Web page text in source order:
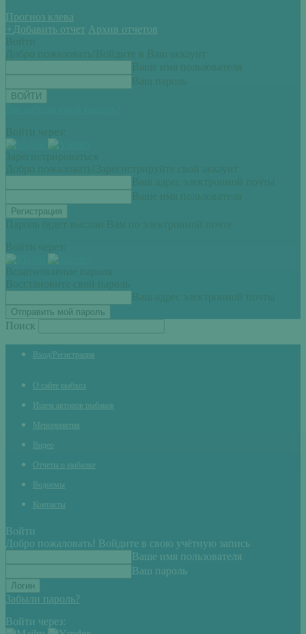
Прогноз клева
+ Добавить отчет Архив отчетов
Войти
Добро пожаловать! Войдите в Ваш аккаунт
Ваше имя пользователя
Ваш пароль
Войти через:
Зарегистрироваться
Добро пожаловать! Зарегистрируйте свой аккаунт
Ваш адрес электронной почты
Ваше имя пользователя
Пароль будет выслан Вам по электронной почте.
Войти через:
Всоатновление пароля
Восстановите свой пароль
Ваш адрес электронной почты
Поиск
Вход/Регистрация
О сайте рыбхоз
Ищем авторов рыбаков
Мероприятия
Видео
Отчеты о рыбалке
Водоемы
Контакты
Войти
Добро пожаловать! Войдите в свою учётную запись
Ваше имя пользователя
Ваш пароль
Забыли пароль?
Войти через: